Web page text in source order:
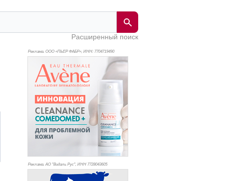
Расширенный поиск
Реклама. ООО «ПЬЕР ФАБР», ИНН: 7704719490
Реклама. АО "Видаль Рус", ИНН 7728043605